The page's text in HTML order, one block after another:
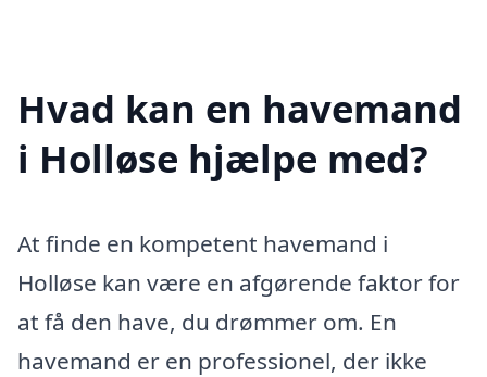
Hvad kan en havemand
i Holløse hjælpe med?
At finde en kompetent havemand i
Holløse kan være en afgørende faktor for
at få den have, du drømmer om. En
havemand er en professionel, der ikke